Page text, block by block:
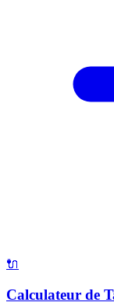
🔌
Calculateur de